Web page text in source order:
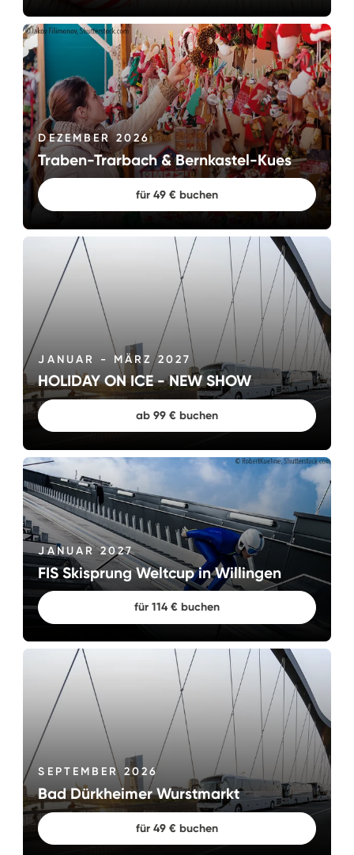
DEZEMBER 2026
Traben-Trarbach & Bernkastel-Kues
für 49 € buchen
JANUAR - MÄRZ 2027
HOLIDAY ON ICE - NEW SHOW
ab 99 € buchen
JANUAR 2027
FIS Skisprung Weltcup in Willingen
für 114 € buchen
SEPTEMBER 2026
Bad Dürkheimer Wurstmarkt
für 49 € buchen
Großes Jubiläumsfest
BOHR feiert gleich zwei Jubiläen – 40 Jahre BOHR und
25 Jahre BOHR-Insel – und lädt dazu alle herzlich zu
einem großen Fest auf die BOHR-Insel in Lautzenhausen
ein. An beiden Tagen ist der Eintritt frei.
Mehr dazu